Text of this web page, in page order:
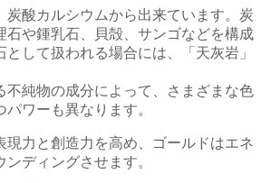
炭酸カルシウムから出来ています。炭
石や鍾乳石、貝殻、サンゴなどを構成
として扱われる場合には、「天灰岩」
不純物の成分によって、さまざまな色
ワーも異なります。
現力と創造力を高め、ゴールドはエネ
ディングさせます。